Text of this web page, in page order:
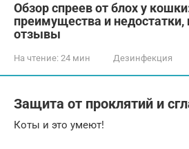
Обзор спреев от блох у
преимущества и недостатки,
отзывы
На чтение: 24 мин Дезинфекция
Защита от проклятий и
Коты и это умеют!